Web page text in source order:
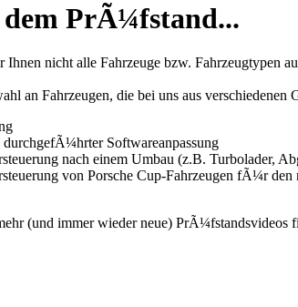
dem PrÃ¼fstand...
nicht alle Fahrzeuge bzw. Fahrzeugtypen
an Fahrzeugen, die bei uns aus
Softwareanpassung
nach einem Umbau (z.B. Turbolader,
von Porsche Cup-Fahrzeugen fÃ¼r den
(und immer wieder neue) PrÃ¼fstandsvideos